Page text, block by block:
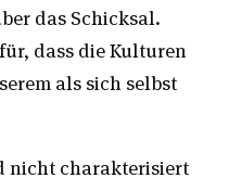
das Schicksal.
dass die Kulturen
als sich selbst
nicht charakterisiert